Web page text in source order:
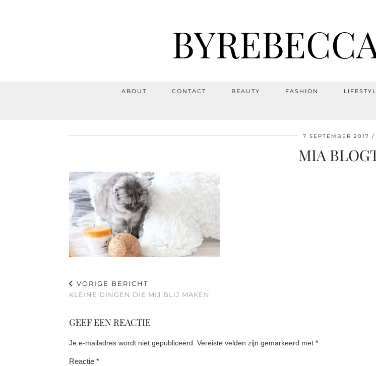
ABOUT CONTACT BEAUTY FASHION
7 SEPTEMBER 2017
MIA
VORIGE BERICHT
KLEINE DINGEN DIE MIJ BLIJ MAKEN
GEEF EEN REACTIE
Je e-mailadres wordt niet gepubliceerd. Vereiste velden zijn gemarkeerd met *
Reactie *